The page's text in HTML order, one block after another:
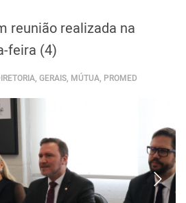
reunião realizada na
feira (4)
GERAIS, MÚTUA, PROMED